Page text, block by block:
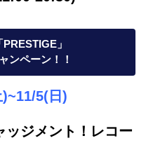
」
ンペーン！！
5(日)
ッジメント！レコー